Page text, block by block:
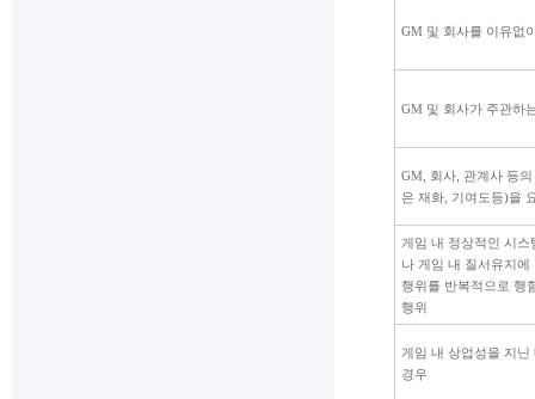
GM 및 회사를 이유없
GM 및 회사가 주관하
GM, 회사, 관계사 등
은 재화, 기여도등)을
게임 내 정상적인 시
나 게임 내 질서유지
행위를 반복적으로 행
행위
게임 내 상업성을 지
경우